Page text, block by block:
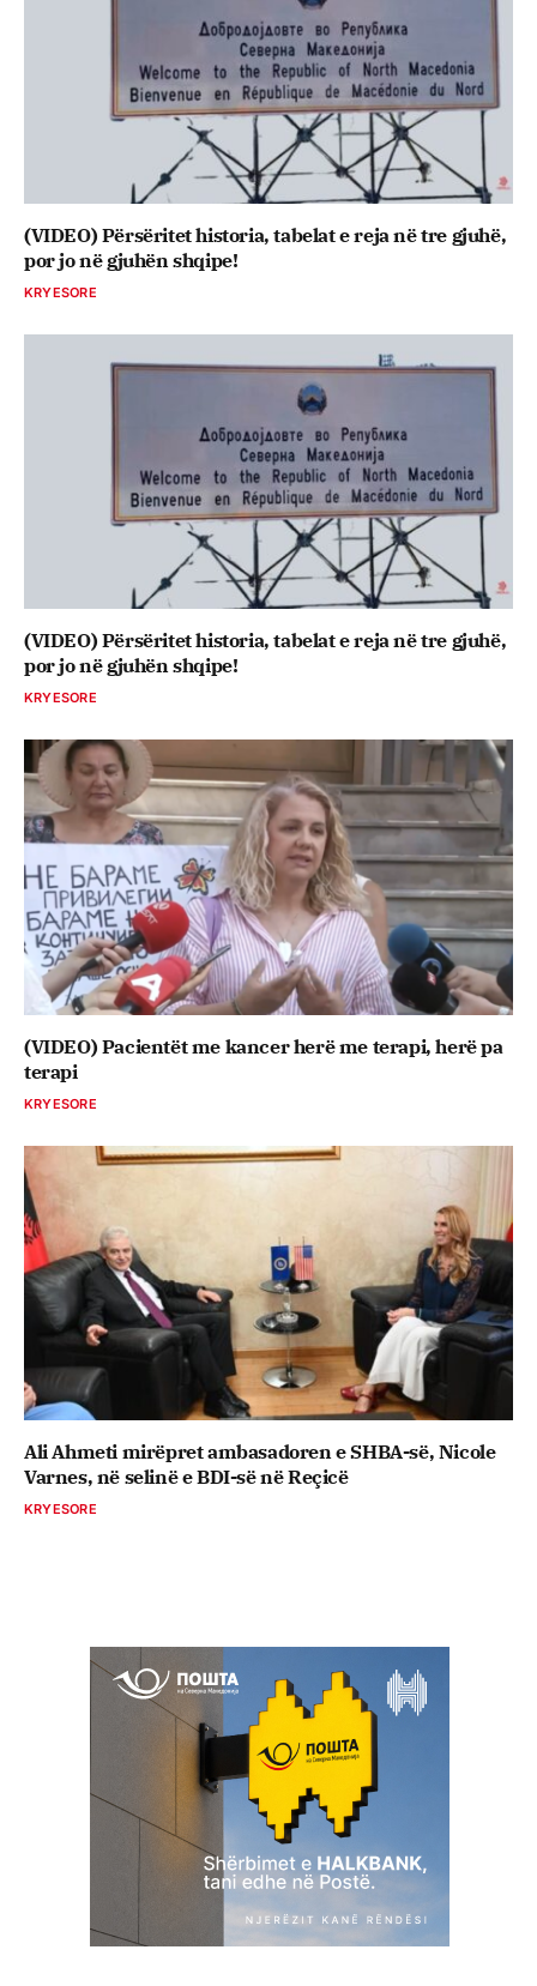
(VIDEO) Përsëritet historia, tabelat e reja në tre gjuhë,
por jo në gjuhën shqipe!
KRYESORE
(VIDEO) Përsëritet historia, tabelat e reja në tre gjuhë,
por jo në gjuhën shqipe!
KRYESORE
(VIDEO) Pacientët me kancer herë me terapi, herë pa
terapi
KRYESORE
Ali Ahmeti mirëpret ambasadoren e SHBA-së, Nicole
Varnes, në selinë e BDI-së në Reçicë
KRYESORE